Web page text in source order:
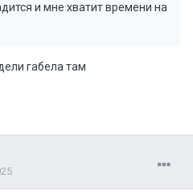
и мне хватит времени на
габела там